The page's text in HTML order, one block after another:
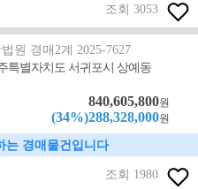
조회 3053
원 경매2계 2025-7627
특별자치도 서귀포시 상예동
840,605,800원
(34%)288,328,000원
는 경매물건입니다
조회 1980